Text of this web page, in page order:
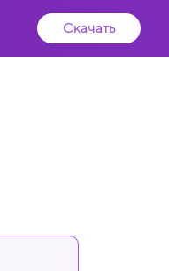
Скачать